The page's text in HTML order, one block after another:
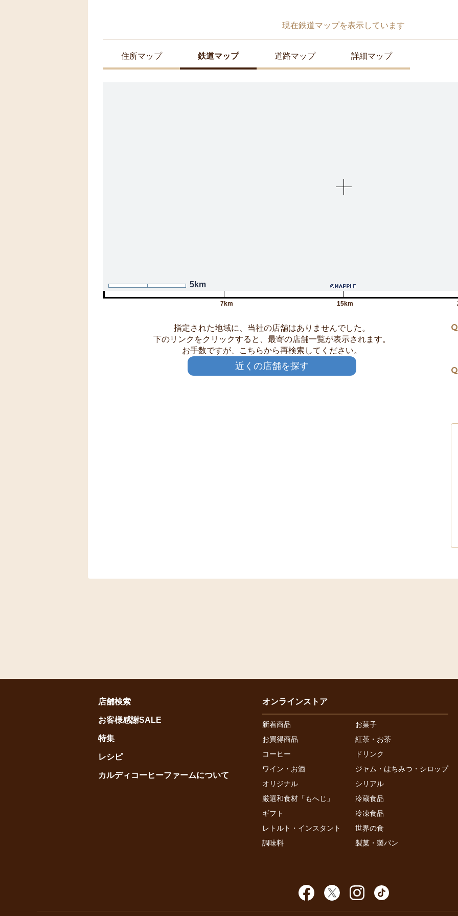
現在鉄道マップを表示しています
住所マップ 鉄道マップ 道路マップ 詳細マップ
5km
7km 15km
指定された地域に、当社の店舗はありませんでした。
下のリンクをクリックすると、最寄の店舗一覧が表示されます。
お手数ですが、こちらから再検索してください。
近くの店舗を探す
Q
Q
店舗検索
お客様感謝SALE
特集
レシピ
カルディコーヒーファームについて
オンラインストア
新着商品
お菓子
お買得商品
紅茶・お茶
コーヒー
ドリンク
ワイン・お酒
ジャム・はちみつ・シロップ
オリジナル
シリアル
厳選和食材「もへじ」
冷蔵食品
ギフト
冷凍食品
レトルト・インスタント
世界の食
調味料
製菓・製パン